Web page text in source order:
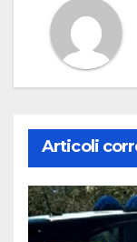
Articoli